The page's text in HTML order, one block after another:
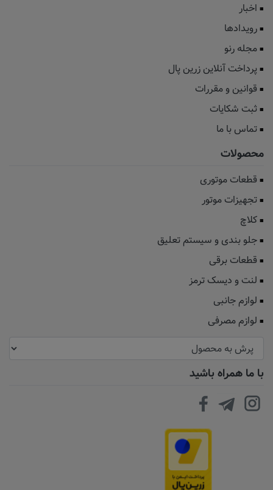
اخبار
رویدادها
مجله رنو
پرداخت آنلاین زرین پال
قوانین و مقررات
ثبت شکایات
تماس با ما
محصولات
قطعات موتوری
تجهیزات موتور
کلاچ
جلو بندی و سیستم تعلیق
قطعات برقی
لنت و دیسک ترمز
لوازم جانبی
لوازم مصرفی
با ما همراه باشید